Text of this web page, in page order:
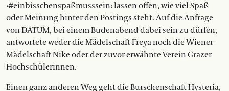
›#einbisschenspaßmusssein‹ lassen offen, wie viel Spaß
oder Meinung hinter den Postings steht. Auf die Anfrage
von DATUM, bei einem Budenabend dabei sein zu dürfen,
antwortete weder die Mädelschaft Freya noch die Wiener
Mädelschaft Nike oder der zuvor erwähnte Verein Grazer
Hochschülerinnen.
Einen ganz anderen Weg geht die Burschenschaft Hysteria,